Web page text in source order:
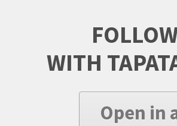
WITH
Open in